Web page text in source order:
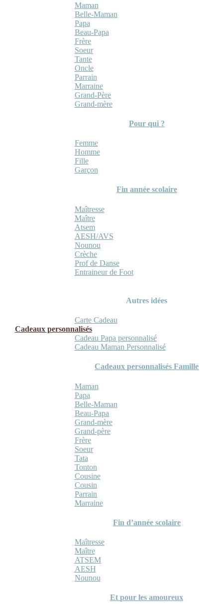
Maman
Belle-Maman
Papa
Beau-Papa
Frère
Soeur
Tante
Oncle
Parrain
Marraine
Grand-Père
Grand-mère
Pour qui ?
Femme
Homme
Fille
Garçon
Fin année scolaire
Maîtresse
Maître
Atsem
AESH/AVS
Nounou
Crèche
Prof de Danse
Entraineur de Foot
Autres idées
Carte Cadeau
Cadeaux personnalisés
Cadeau Papa personnalisé
Cadeau Maman Personnalisé
Cadeaux personnalisés Famille
Maman
Papa
Belle-Maman
Beau-Papa
Grand-mère
Grand-père
Frère
Soeur
Tata
Tonton
Cousine
Cousin
Parrain
Marraine
Fin d’année scolaire
Maîtresse
Maître
ATSEM
AESH
Nounou
Et pour les amoureux